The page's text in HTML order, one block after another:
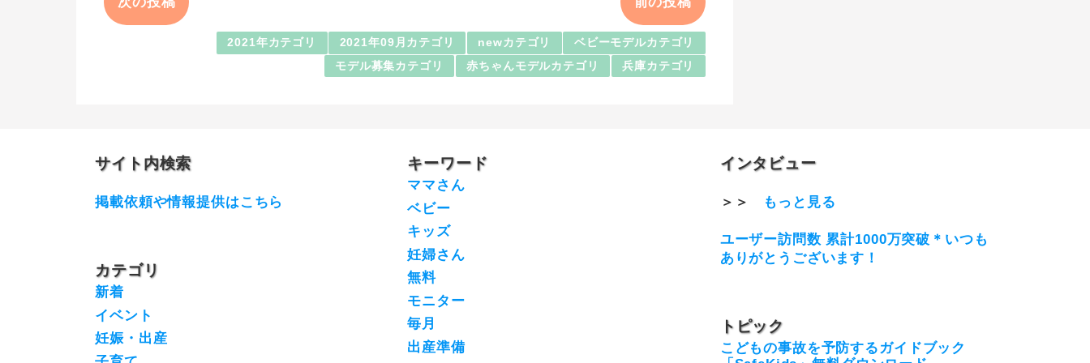
2021年カテゴリ 2021年09月カテゴリ newカテゴリ
ベビーモデルカテゴリ
モデル募集カテゴリ
赤ちゃんモデルカテゴリ 兵庫カテゴリ
サイト内検索
掲載依頼や情報提供はこちら
カテゴリ
新着
イベント
妊娠・出産
キーワード
ママさん
ベビー
キッズ
妊婦さん
無料
モニター
毎月
出産準備
インタビュー
＞＞ もっと見る
ユーザー訪問数 累計1000万突破＊いつも
ありがとうございます！
トピック
こどもの事故を予防するガイドブック